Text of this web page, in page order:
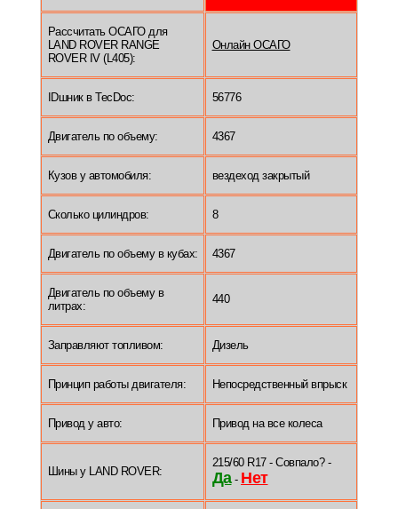
Рассчитать ОСАГО для
LAND ROVER RANGE
ROVER IV (L405):
Онлайн ОСАГО
IDшник в TecDoc: 56776
Двигатель по объему: 4367
Кузов у автомобиля: вездеход закрытый
Сколько цилиндров: 8
Двигатель по объему в кубах: 4367
Двигатель по объему в
литрах:
440
Заправляют топливом: Дизель
Принцип работы двигателя: Непосредственный впрыск
Привод у авто: Привод на все колеса
Шины у LAND ROVER:
215/60 R17 - Совпало? -
Да- Нет